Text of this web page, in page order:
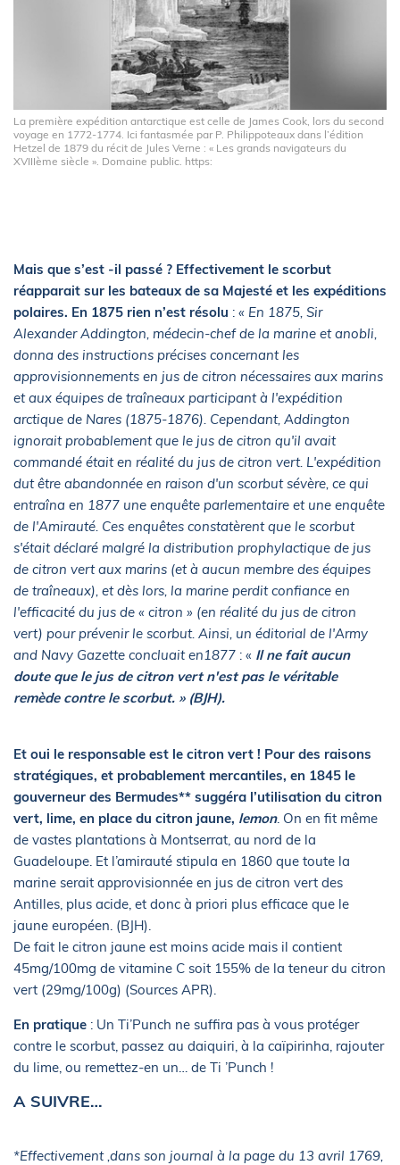
La première expédition antarctique est celle de James Cook, lors du second
voyage en 1772-1774. Ici fantasmée par P. Philippoteaux dans l’édition
Hetzel de 1879 du récit de Jules Verne : « Les grands navigateurs du
XVIIIème siècle ». Domaine public. https:
Mais que s’est -il passé ? Effectivement le scorbut
réapparait sur les bateaux de sa Majesté et les expéditions
polaires. En 1875 rien n’est résolu : « En 1875, Sir
Alexander Addington, médecin-chef de la marine et anobli,
donna des instructions précises concernant les
approvisionnements en jus de citron nécessaires aux marins
et aux équipes de traîneaux participant à l'expédition
arctique de Nares (1875-1876). Cependant, Addington
ignorait probablement que le jus de citron qu'il avait
commandé était en réalité du jus de citron vert. L'expédition
dut être abandonnée en raison d'un scorbut sévère, ce qui
entraîna en 1877 une enquête parlementaire et une enquête
de l'Amirauté. Ces enquêtes constatèrent que le scorbut
s'était déclaré malgré la distribution prophylactique de jus
de citron vert aux marins (et à aucun membre des équipes
de traîneaux), et dès lors, la marine perdit confiance en
l'efficacité du jus de « citron » (en réalité du jus de citron
vert) pour prévenir le scorbut. Ainsi, un éditorial de l'Army
and Navy Gazette concluait en1877 : « Il ne fait aucun
doute que le jus de citron vert n'est pas le véritable
remède contre le scorbut. » (BJH).
Et oui le responsable est le citron vert ! Pour des raisons
stratégiques, et probablement mercantiles, en 1845 le
gouverneur des Bermudes** suggéra l’utilisation du citron
vert, lime, en place du citron jaune, lemon. On en fit même
de vastes plantations à Montserrat, au nord de la
Guadeloupe. Et l’amirauté stipula en 1860 que toute la
marine serait approvisionnée en jus de citron vert des
Antilles, plus acide, et donc à priori plus efficace que le
jaune européen. (BJH).
De fait le citron jaune est moins acide mais il contient
45mg/100mg de vitamine C soit 155% de la teneur du citron
vert (29mg/100g) (Sources APR).
En pratique : Un Ti’Punch ne suffira pas à vous protéger
contre le scorbut, passez au daiquiri, à la caïpirinha, rajouter
du lime, ou remettez-en un… de Ti ’Punch !
A SUIVRE…
*Effectivement ,dans son journal à la page du 13 avril 1769,